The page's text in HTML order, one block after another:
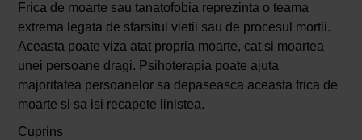
Frica de moarte sau tanatofobia reprezinta o teama
extrema legata de sfarsitul vietii sau de procesul mortii.
Aceasta poate viza atat propria moarte, cat si moartea
unei persoane dragi. Psihoterapia poate ajuta
majoritatea persoanelor sa depaseasca aceasta frica de
moarte si sa isi recapete linistea.
Cuprins